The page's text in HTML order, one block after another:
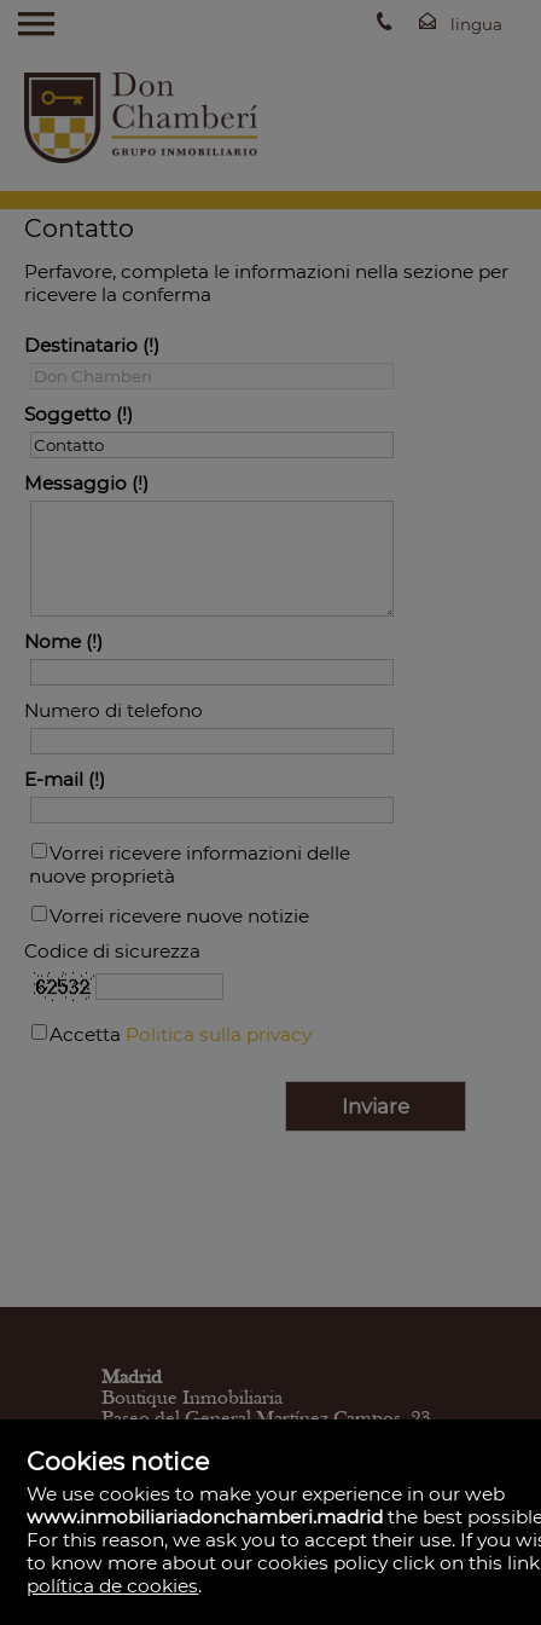
Contatto
Perfavore, completa le informazioni nella sezione per
ricevere la conferma
Destinatario
Soggetto
Messaggio
Nome
Numero di telefono
E-mail
Vorrei ricevere informazioni delle
nuove proprietà
Vorrei ricevere nuove notizie
Codice di sicurezza
Accetta Politica sulla privacy
Madrid
Boutique Inmobiliaria
Paseo del General Martínez Campos, 23.
L - V 9:30–14:00, 16:30–19:30
Madrid
Central de Gestión y firmas
Calle de Santa Engracia, 23. 28010
Cita previa
Madrid
Cookies notice
We use cookies to make your experience in our web
www.inmobiliariadonchamberi.madrid the best
For this reason, we ask you to accept their use. If you
to know more about our cookies policy click on this
política de cookies.